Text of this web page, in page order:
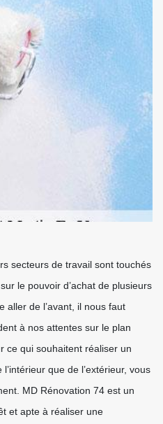
secteurs de travail sont touchés
le pouvoir d’achat de plusieurs
aller de l’avant, il nous faut
à nos attentes sur le plan
ce qui souhaitent réaliser un
que de l’extérieur, vous
MD Rénovation 74 est un
et apte à réaliser une